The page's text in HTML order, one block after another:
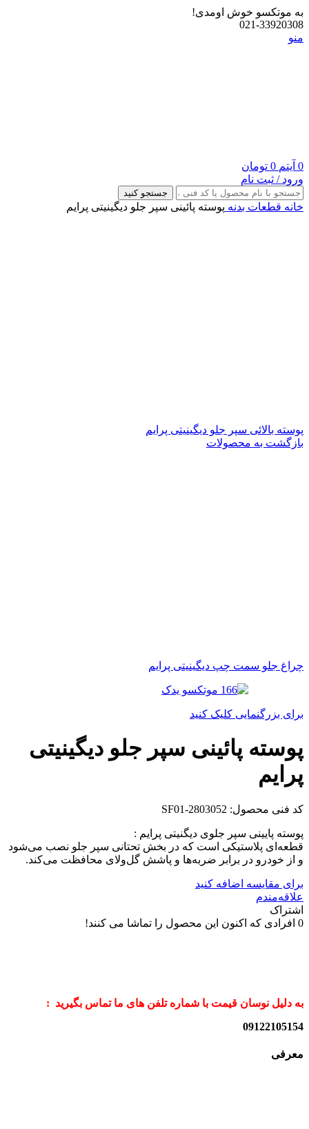
به موتکسو خوش اومدی!
021-33920308
منو
0 آیتم 0 تومان
ورود / ثبت نام
جستجو کنید
خانه قطعات بدنه پوسته پائینی سپر جلو دیگینیتی پرایم
پوسته بالائی سپر جلو دیگینیتی پرایم
بازگشت به محصولات
چراغ جلو سمت چپ دیگینیتی پرایم
برای بزرگنمایی کلیک کنید
پوسته پائینی سپر جلو دیگینیتی
پرایم
کد فنی محصول: SF01-2803052
پوسته پایینی سپر جلوی دیگنیتی پرایم :
قطعه‌ای پلاستیکی است که در بخش تحتانی سپر جلو نصب می‌شود
و از خودرو در برابر ضربه‌ها و پاشش گل‌ولای محافظت می‌کند.
برای مقایسه اضافه کنید
علاقه‌مندم
اشتراک
0 افرادی که اکنون این محصول را تماشا می کنند!
به دلیل نوسان قیمت با شماره تلفن های ما تماس بگیرید :
09122105154
معرفی